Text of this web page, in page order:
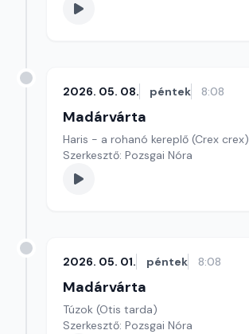
2026. 05. 08. péntek 8:08
Madárvárta
Haris - a rohanó kereplő (Crex crex)
Szerkesztő: Pozsgai Nóra
2026. 05. 01. péntek 8:08
Madárvárta
Túzok (Otis tarda)
Szerkesztő: Pozsgai Nóra